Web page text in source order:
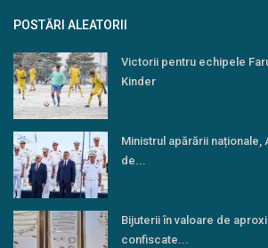
POSTĂRI ALEATORII
Victorii pentru echipele
Kinder
Ministrul apărării naționale,
de...
Bijuterii în valoare de
confiscate...